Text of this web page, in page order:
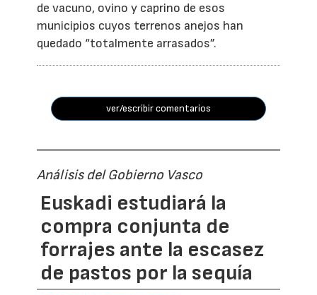
de vacuno, ovino y caprino de esos
municipios cuyos terrenos anejos han
quedado “totalmente arrasados”.
ver/escribir comentarios
Análisis del Gobierno Vasco
Euskadi estudiará la
compra conjunta de
forrajes ante la escasez
de pastos por la sequía